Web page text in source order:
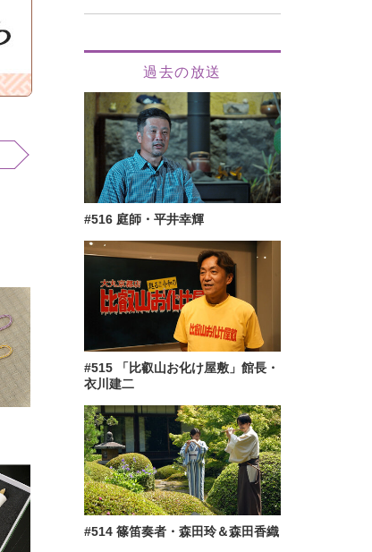
過去の放送
#516 庭師・平井幸輝
#515 「比叡山お化け屋敷」館長・
衣川建二
#514 篠笛奏者・森田玲＆森田香織